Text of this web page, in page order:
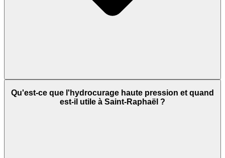
Qu'est-ce que l'hydrocurage haute pression et quand
est-il utile à Saint-Raphaël ?